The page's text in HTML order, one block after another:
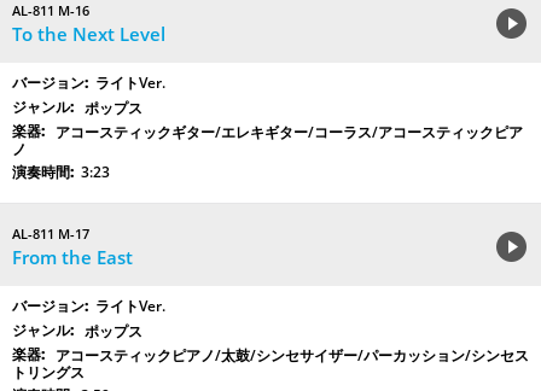
AL-811 M-16
To the Next Level
ライトVer.
ポップス
アコースティックギター/エレキギター/コーラス/アコースティックピア
ノ
3:23
AL-811 M-17
From the East
ライトVer.
ポップス
アコースティックピアノ/太鼓/シンセサイザー/パーカッション/シンセス
トリングス